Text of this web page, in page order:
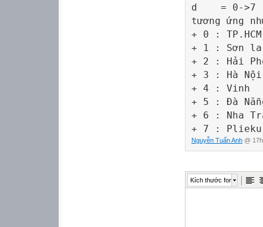
d = 0->7 :
tương ứng
+ 0 : TP.HCM
+ 1 : Sơn la
+ 2 : Hải
+ 3 : Hà Nội
+ 4 : Vinh
+ 5 : Đà
+ 6 : Nha
+ 7 : Plieku
Nguyễn Tuấn Anh @
Kích thước font